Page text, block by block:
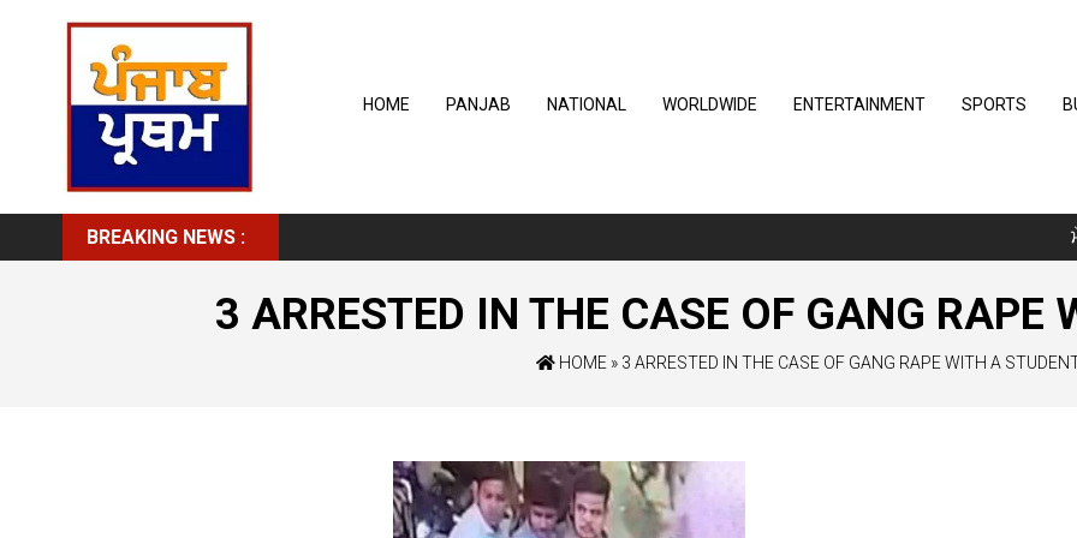
HOME PANJAB NATIONAL WORLDWIDE ENTERTAINMENT SPORTS
BREAKING NEWS :
3 ARRESTED IN THE CASE OF GANG RAPE
HOME» 3 ARRESTED IN THE CASE OF GANG RAPE WITH A